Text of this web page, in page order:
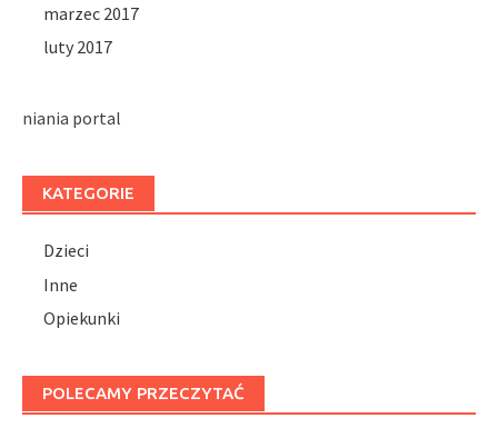
marzec 2017
luty 2017
niania portal
KATEGORIE
Dzieci
Inne
Opiekunki
POLECAMY PRZECZYTAĆ